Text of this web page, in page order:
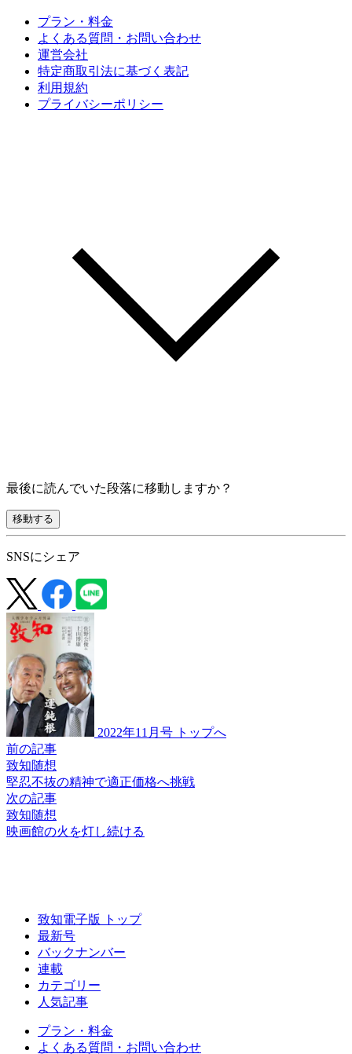
プラン・料金
よくある質問・お問い合わせ
運営会社
特定商取引法に基づく表記
利用規約
プライバシーポリシー
最後に読んでいた段落に移動しますか？
移動する
SNSにシェア
2022年11月号 トップへ
前の記事
致知随想
堅忍不抜の精神で適正価格へ挑戦
次の記事
致知随想
映画館の火を灯し続ける
致知電子版 トップ
最新号
バックナンバー
連載
カテゴリー
人気記事
プラン・料金
よくある質問・お問い合わせ